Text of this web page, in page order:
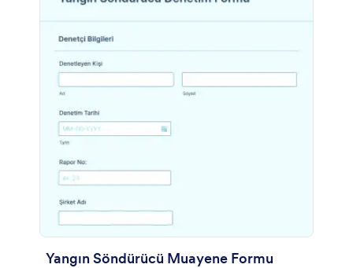
Yangın Söndürücü Muayene Formu